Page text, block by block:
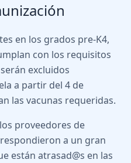
en los grados pre-K4,
con los requisitos
excluidos
a partir del 4 de
las vacunas requeridas.
proveedores de
a un gran
están atrasad@s en las